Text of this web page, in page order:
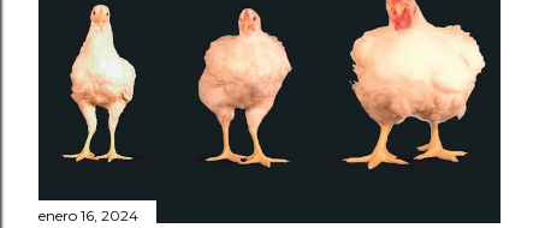
enero 16, 2024